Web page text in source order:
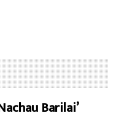
Barilai’